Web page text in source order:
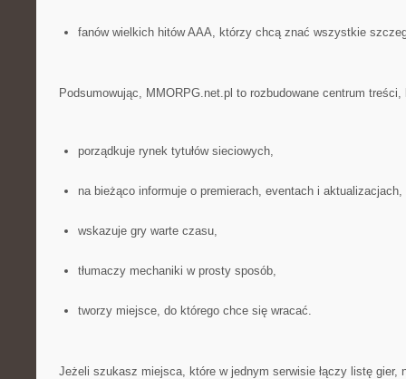
fanów wielkich hitów AAA, którzy chcą znać wszystkie
Podsumowując, MMORPG.net.pl to rozbudowane centrum treści,
porządkuje rynek tytułów sieciowych,
na bieżąco informuje o premierach, eventach i aktualizacjach,
wskazuje gry warte czasu,
tłumaczy mechaniki w prosty sposób,
tworzy miejsce, do którego chce się wracać.
Jeżeli szukasz miejsca, które w jednym serwisie łączy listę gier,